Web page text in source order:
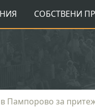
СОБСТВЕНИ
Пампорово за